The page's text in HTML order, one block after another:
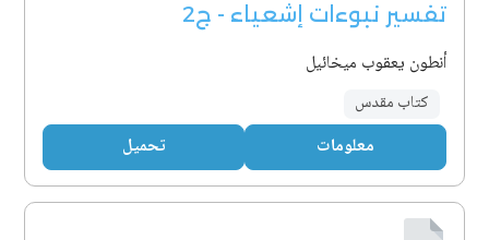
تفسير نبوءات إشعياء - ج2
أنطون يعقوب ميخائيل
كتاب مقدس
معلومات تحميل